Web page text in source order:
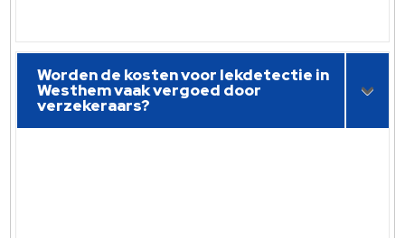
Worden de kosten voor lekdetectie in
Westhem vaak vergoed door
verzekeraars?